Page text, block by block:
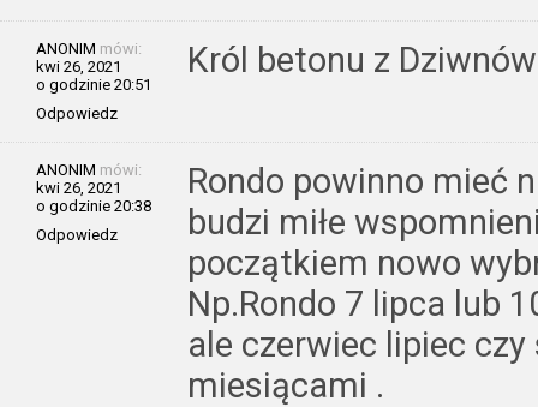
ANONIM mówi:
kwi 26, 2021
o godzinie 20:51
Odpowiedz
Król betonu z
ANONIM mówi:
kwi 26, 2021
o godzinie 20:38
Odpowiedz
Rondo powinno mieć
budzi miłe
początkiem nowo
Np.Rondo 7 lipca lub
ale czerwiec lipiec
miesiącami .